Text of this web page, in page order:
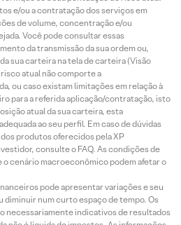
e/ou a contratação dos serviços em
de volume, concentração e/ou
Você pode consultar essas
da transmissão da sua ordem ou,
sua carteira na tela de carteira (Visão
atual não comporte a
ou caso existam limitações em relação à
para a referida aplicação/contratação, isto
atual da sua carteira, esta
ao seu perfil. Em caso de dúvidas
produtos oferecidos pela XP
consulte o FAQ. As condições de
o cenário macroeconômico podem afetar o
pode apresentar variações e seu
diminuir num curto espaço de tempo. Os
necessariamente indicativos de resultados